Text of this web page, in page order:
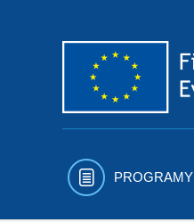
PROGRAMY